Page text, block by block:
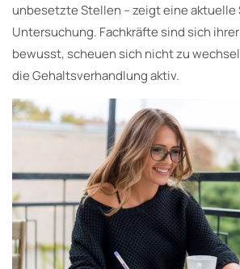
unbesetzte Stellen – zeigt eine aktuelle
Untersuchung. Fachkräfte sind sich
bewusst, scheuen sich nicht zu
die Gehaltsverhandlung aktiv.